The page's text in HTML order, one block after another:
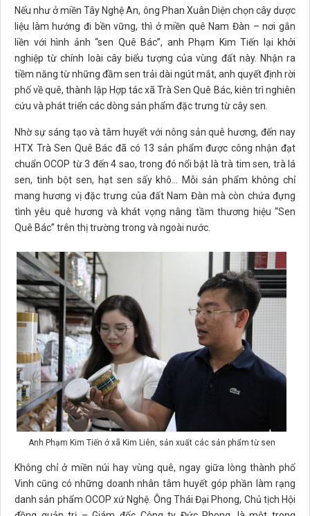
Nếu như ở miền Tây Nghệ An, ông Phan Xuân Diện chọn cây dược
liệu làm hướng đi bền vững, thì ở miền quê Nam Đàn – nơi gắn
liền với hình ảnh “sen Quê Bác”, anh Phạm Kim Tiến lại khởi
nghiệp từ chính loài cây biểu tượng của vùng đất này. Nhận ra
tiềm năng từ những đầm sen trải dài ngút mắt, anh quyết định rời
phố về quê, thành lập Hợp tác xã Trà Sen Quê Bác, kiên trì nghiên
cứu và phát triển các dòng sản phẩm đặc trưng từ cây sen.
Nhờ sự sáng tạo và tâm huyết với nông sản quê hương, đến nay
HTX Trà Sen Quê Bác đã có 13 sản phẩm được công nhận đạt
chuẩn OCOP từ 3 đến 4 sao, trong đó nổi bật là trà tim sen, trà lá
sen, tinh bột sen, hạt sen sấy khô… Mỗi sản phẩm không chỉ
mang hương vị đặc trưng của đất Nam Đàn mà còn chứa đựng
tình yêu quê hương và khát vọng nâng tầm thương hiệu “Sen
Quê Bác” trên thị trường trong và ngoài nước.
Anh Phạm Kim Tiến ở xã Kim Liên, sản xuất các sản phẩm từ sen
Không chỉ ở miền núi hay vùng quê, ngay giữa lòng thành phố
Vinh cũng có những doanh nhân tâm huyết góp phần làm rạng
danh sản phẩm OCOP xứ Nghệ. Ông Thái Đại Phong, Chủ tịch Hội